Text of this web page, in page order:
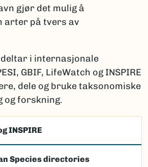
gjør det mulig å
arter på tvers av
i internasjonale
GBIF, LifeWatch og INSPIRE
dele og bruke taksonomiske
og forskning.
INSPIRE
Species directories